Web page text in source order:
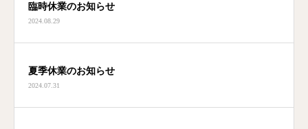
臨時休業のお知らせ
2024.08.29
夏季休業のお知らせ
2024.07.31